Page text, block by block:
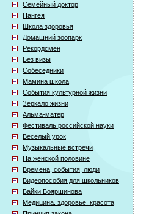
Семейный доктор
Пангея
Школа здоровья
Домашний зоопарк
Рекордсмен
Без визы
Собеседники
Мамина школа
События культурной жизни
Зеркало жизни
Альма-матер
Фестиваль российской науки
Веселый урок
Музыкальные встречи
На женской половине
Времена, события, люди
Видеопособия для школьников
Байки Бояршинова
Медицина. здоровье. красота